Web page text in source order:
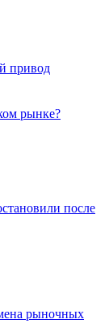
привод
рынке?
после
рыночных